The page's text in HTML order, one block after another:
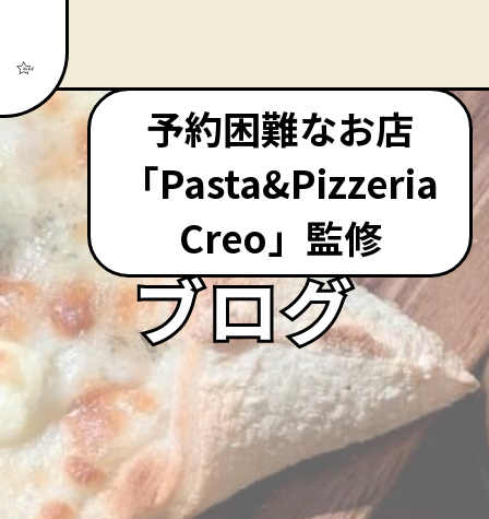
予約困難なお店
「Pasta&Pizzeria
Creo」監修
ブログ
ブログ